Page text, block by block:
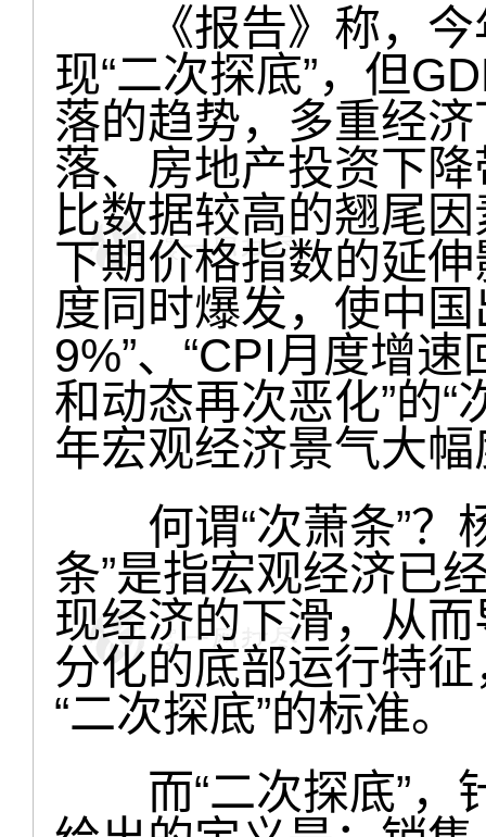
《报告》称，今
现“二次探底”，但
落的趋势，多重经
落、房地产投资下
比数据较高的翘尾
下期价格指数的延
度同时爆发，使中
9%”、“CPI月度增
和动态再次恶化”的
年宏观经济景气大
何谓“次萧条”？
条”是指宏观经济已
现经济的下滑，从
分化的底部运行特
“二次探底”的标准。
而“二次探底”，